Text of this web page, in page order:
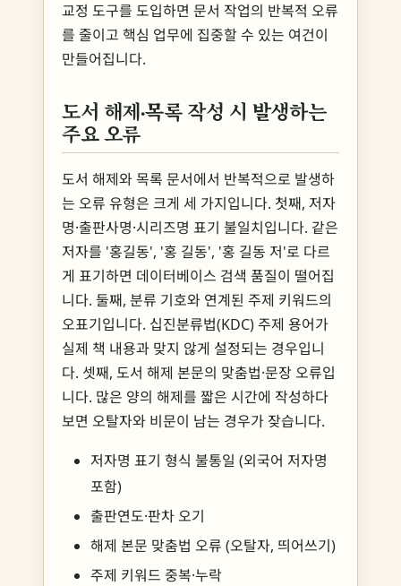
교정 도구를 도입하면 문서 작업의 반복적 오류
를 줄이고 핵심 업무에 집중할 수 있는 여건이
만들어집니다.
도서 해제·목록 작성 시 발생하는
주요 오류
도서 해제와 목록 문서에서 반복적으로 발생하
는 오류 유형은 크게 세 가지입니다. 첫째, 저자
명·출판사명·시리즈명 표기 불일치입니다. 같은
저자를 '홍길동', '홍 길동', '홍 길동 저'로 다르
게 표기하면 데이터베이스 검색 품질이 떨어집
니다. 둘째, 분류 기호와 연계된 주제 키워드의
오표기입니다. 십진분류법(KDC) 주제 용어가
실제 책 내용과 맞지 않게 설정되는 경우입니
다. 셋째, 도서 해제 본문의 맞춤법·문장 오류입
니다. 많은 양의 해제를 짧은 시간에 작성하다
보면 오탈자와 비문이 남는 경우가 잦습니다.
저자명 표기 형식 불통일 (외국어 저자명
포함)
출판연도·판차 오기
해제 본문 맞춤법 오류 (오탈자, 띄어쓰기)
주제 키워드 중복·누락